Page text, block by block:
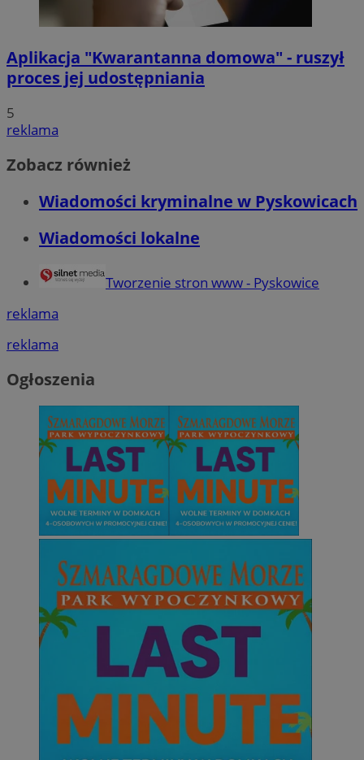
Aplikacja "Kwarantanna domowa" - ruszył
proces jej udostępniania
5
reklama
Zobacz również
Wiadomości kryminalne w Pyskowicach
Wiadomości lokalne
Tworzenie stron www - Pyskowice
reklama
reklama
Ogłoszenia